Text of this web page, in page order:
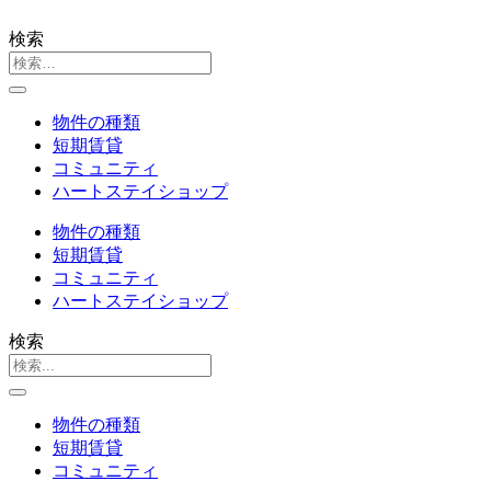
検索
物件の種類
短期賃貸
コミュニティ
ハートステイショップ
物件の種類
短期賃貸
コミュニティ
ハートステイショップ
検索
物件の種類
短期賃貸
コミュニティ